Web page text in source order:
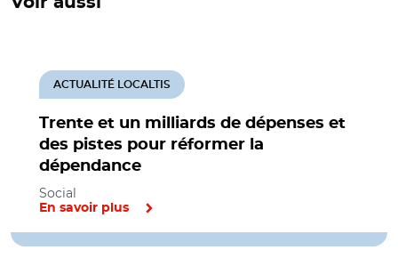
Trente et un milliards de dépenses et
des pistes pour réformer la
dépendance
ACTUALITÉ LOCALTIS
Social
En savoir plus